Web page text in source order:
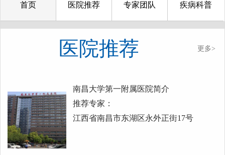
首页 医院推荐 专家团队 疾病科普
医院推荐 更多>
南昌大学第一附属医院简介
推荐专家：
江西省南昌市东湖区永外正街17号